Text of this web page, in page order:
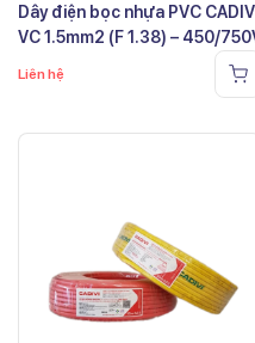
Dây điện bọc nhựa PVC CADIVI
VC 1.5mm2 (F 1.38) – 450/
Liên hệ